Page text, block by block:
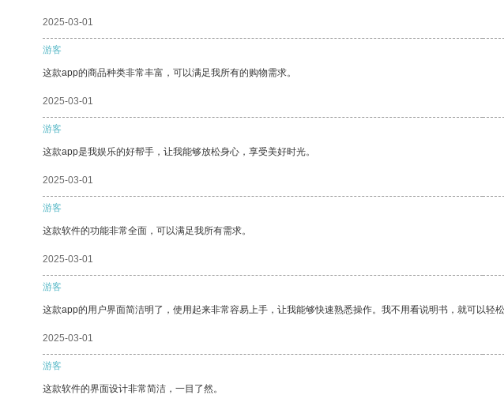
2025-03-01
游客
这款app的商品种类非常丰富，可以满足我所有的购物需求。
2025-03-01
游客
这款app是我娱乐的好帮手，让我能够放松身心，享受美好时光。
2025-03-01
游客
这款软件的功能非常全面，可以满足我所有需求。
2025-03-01
游客
这款app的用户界面简洁明了，使用起来非常容易上手，让我能够快速熟悉操作。我不用看说明书，就可以轻松
2025-03-01
游客
这款软件的界面设计非常简洁，一目了然。